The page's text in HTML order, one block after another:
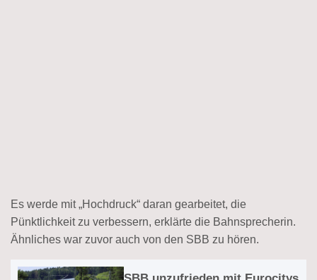
Es werde mit „Hochdruck“ daran gearbeitet, die
Pünktlichkeit zu verbessern, erklärte die Bahnsprecherin.
Ähnliches war zuvor auch von den SBB zu hören.